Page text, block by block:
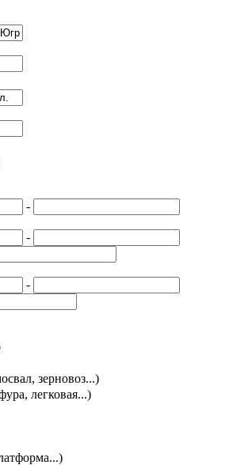
-
-
-
зерновоз...)
легковая...)